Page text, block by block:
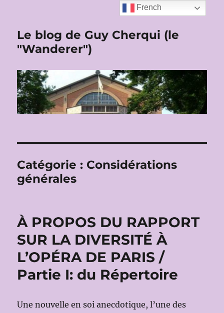
Le blog de Guy Cherqui (le
"Wanderer")
Catégorie : Considérations
générales
À PROPOS DU RAPPORT
SUR LA DIVERSITÉ À
L’OPÉRA DE PARIS /
Partie I: du Répertoire
Une nouvelle en soi anecdotique, l’une des
French